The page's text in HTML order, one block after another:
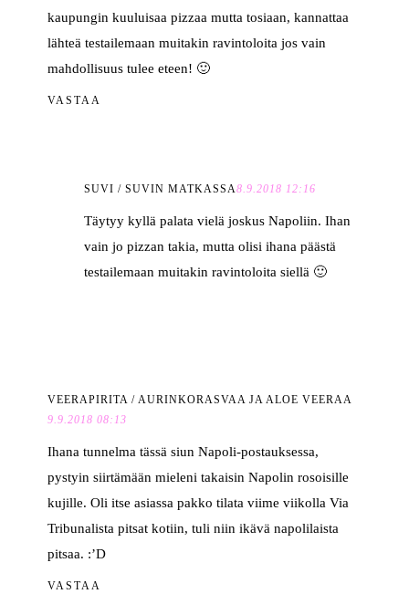
kaupungin kuuluisaa pizzaa mutta tosiaan, kannattaa
lähteä testailemaan muitakin ravintoloita jos vain
mahdollisuus tulee eteen! 🙂
VASTAA
SUVI / SUVIN MATKASSA8.9.2018 12:16
Täytyy kyllä palata vielä joskus Napoliin. Ihan
vain jo pizzan takia, mutta olisi ihana päästä
testailemaan muitakin ravintoloita siellä 🙂
VEERAPIRITA / AURINKORASVAA JA ALOE VEERAA
9.9.2018 08:13
Ihana tunnelma tässä siun Napoli-postauksessa,
pystyin siirtämään mieleni takaisin Napolin rosoisille
kujille. Oli itse asiassa pakko tilata viime viikolla Via
Tribunalista pitsat kotiin, tuli niin ikävä napolilaista
pitsaa. :’D
VASTAA